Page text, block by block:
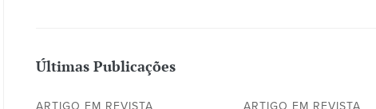
Últimas Publicações
ARTIGO EM REVISTA
ARTIGO EM REVISTA